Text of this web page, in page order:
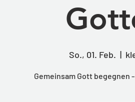
So., 01. Feb.
  |
Gemeinsam Gott begegnen